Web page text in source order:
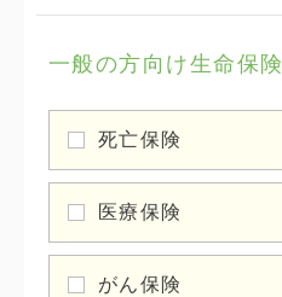
一般の方向け生命保険
死亡保険
医療保険
がん保険